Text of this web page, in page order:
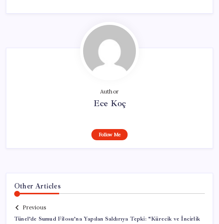
Author
Ece Koç
Follow Me
Other Articles
Previous
Tünel’de Sumud Filosu’na Yapılan Saldırıya Tepki: “Kürecik ve İncirlik